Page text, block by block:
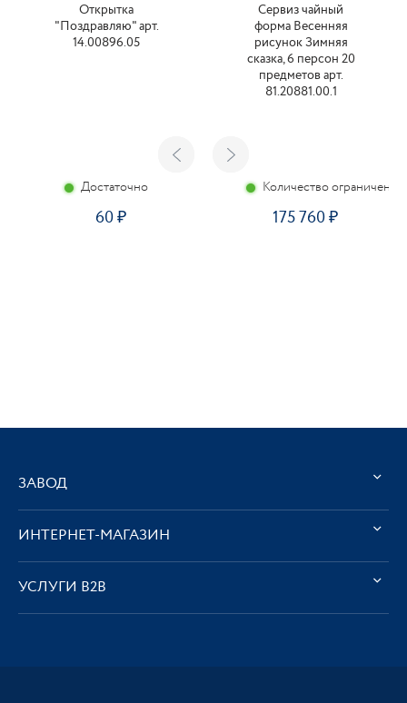
Открытка
"Поздравляю" арт.
14.00896.05
Достаточно
60
Сервиз чайный
форма Весенняя
рисунок Зимняя
сказка, 6 персон 20
предметов арт.
81.20881.00.1
Количество ограничено
175 760
ЗАВОД
ИНТЕРНЕТ-МАГАЗИН
УСЛУГИ В2В